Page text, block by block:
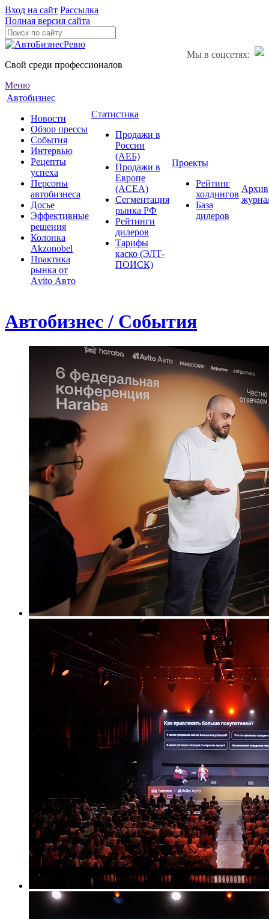
Вход на сайт Рассылка
Полная версия сайта
Мы в соцсетях:
Свой среди профессионалов
Меню
Автобизнес
Новости
Обзор прессы
События
Интервью
Рецепты
успеха
Персоны
автобизнеса
Досье
Эффективные
решения
Колонка
Akzonobel
Практика
рынка от
Аvito Авто
Статистика
Продажи в
России
(АЕБ)
Продажи в
Европе
(ACEA)
Сегментация
рынка РФ
Рейтинги
дилеров
Тарифы
каско (ЭЛТ-
ПОИСК)
Проекты
Рейтинг
холдингов
База
дилеров
Архив
Автобизнес / События